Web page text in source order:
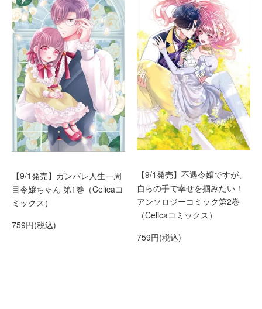
【9/1発売】ガンバレ人生一周
目令嬢ちゃん 第1巻（Celicaコ
ミックス）
759円(税込)
【9/1発売】不遇令嬢ですが、
自らの手で幸せを掴みたい！
アンソロジーコミック第2巻
（Celicaコミックス）
759円(税込)